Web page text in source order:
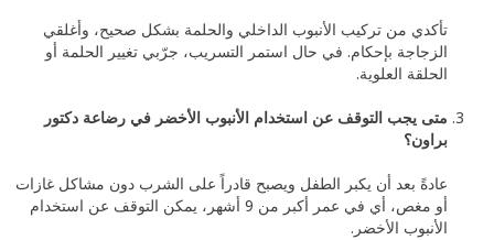
تأكدي من تركيب الأنبوب الداخلي والحلمة بشكل صحيح، وأغلقي
الزجاجة بإحكام. في حال استمر التسريب، جرّبي تغيير الحلمة أو
الحلقة العلوية.
متى يجب التوقف عن استخدام الأنبوب الأخضر في رضاعة دكتور
براون؟
عادةً بعد أن يكبر الطفل ويصبح قادراً على الشرب دون مشاكل غازات
أو مغص، أي في عمر أكبر من 9 أشهر، يمكن التوقف عن استخدام
الأنبوب الأخضر.